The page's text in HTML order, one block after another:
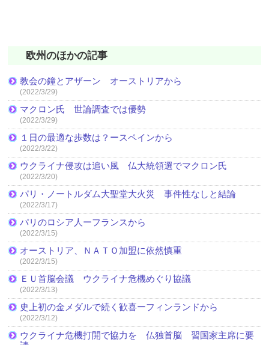
欧州のほかの記事
教会の鐘とアザーン オーストリアから
(2022/3/29)
マクロン氏 世論調査では優勢
(2022/3/29)
１日の最適な歩数は？ースペインから
(2022/3/22)
ウクライナ侵攻は追い風 仏大統領選でマクロン氏
(2022/3/20)
パリ・ノートルダム大聖堂大火災 事件性なしと結論
(2022/3/17)
パリのロシア人ーフランスから
(2022/3/15)
オーストリア、ＮＡＴＯ加盟に依然慎重
(2022/3/15)
ＥＵ首脳会議 ウクライナ危機めぐり協議
(2022/3/13)
史上初の金メダルで続く歓喜ーフィンランドから
(2022/3/12)
ウクライナ危機打開で協力を 仏独首脳 習国家主席に要